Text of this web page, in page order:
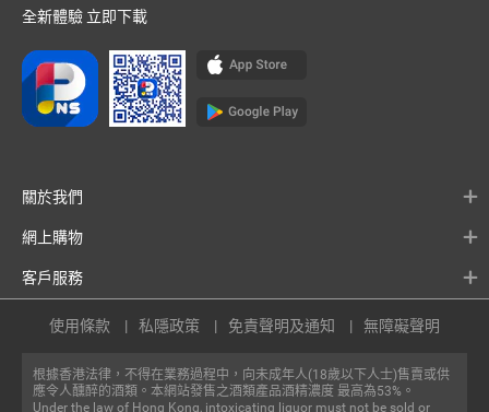
全新體驗 立即下載
關於我們
網上購物
客戶服務
根據香港法律，不得在業務過程中，向未成年人(18歲以下人士)售賣或供
應令人醺醉的酒類。本網站發售之酒類產品酒精濃度 最高為53%。
Under the law of Hong Kong, intoxicating liquor must not be sold or
使用條款 私隱政策 免責聲明及通知 無障礙聲明